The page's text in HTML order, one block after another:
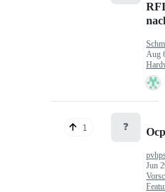
Aug
1 ❓
Jun